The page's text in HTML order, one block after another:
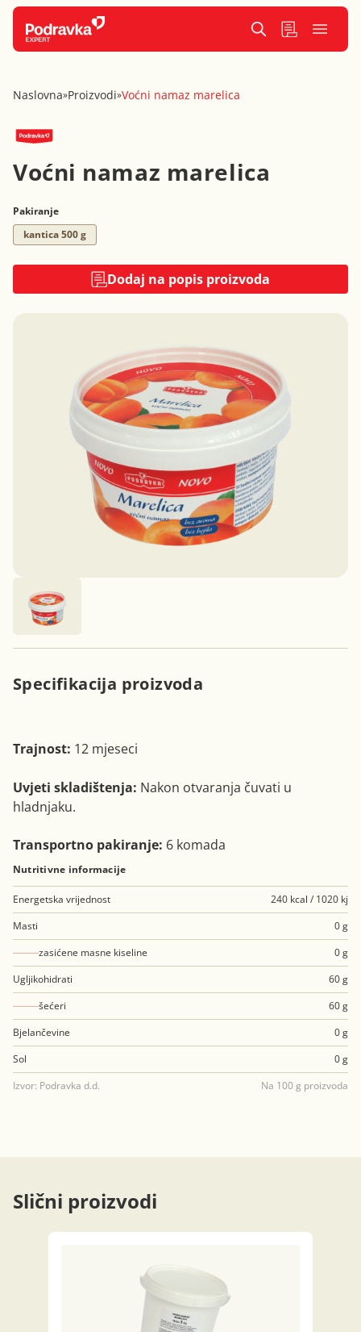
Naslovna»Proizvodi»Voćni namaz marelica
Voćni namaz marelica
Pakiranje
kantica 500 g
Dodaj na popis proizvoda
Specifikacija proizvoda
Trajnost: 12 mjeseci
Uvjeti skladištenja: Nakon otvaranja čuvati u
hladnjaku.
Transportno pakiranje: 6 komada
Nutritivne informacije
Energetska vrijednost
240 kcal / 1020 kj
Masti
0 g
zasićene masne kiseline
0 g
Ugljikohidrati
60 g
šećeri
60 g
Bjelančevine
0 g
Sol
0 g
Izvor: Podravka d.d.
Na 100 g proizvoda
Slični proizvodi